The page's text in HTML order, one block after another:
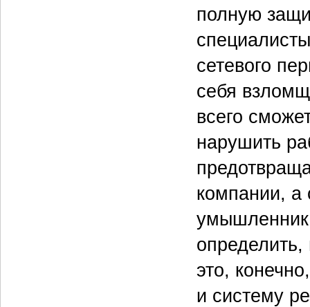
полную
сетевого
себя
всего
нарушить
компании,
умышленник
это,
и систему